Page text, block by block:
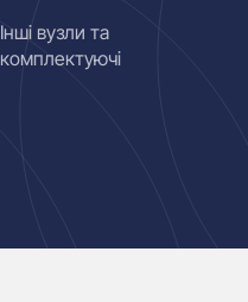
Інші вузли та
комплектуючі